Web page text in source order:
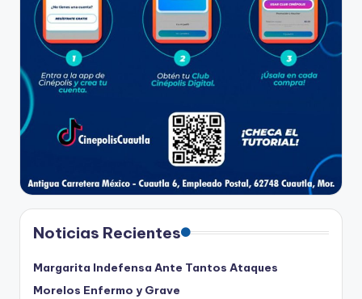
Noticias Recientes
Margarita Indefensa Ante Tantos Ataques
Morelos Enfermo y Grave